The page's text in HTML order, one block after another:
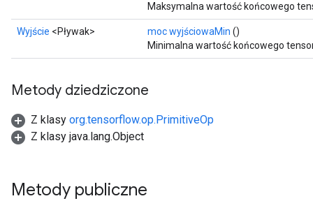
Maksymalna wartość końcowego
Wyjście <Pływak> moc wyjściowaMin ()
Minimalna wartość końcowego
Metody dziedziczone
Z klasy org.tensorflow.op.PrimitiveOp
Z klasy java.lang.Object
Metody publiczne